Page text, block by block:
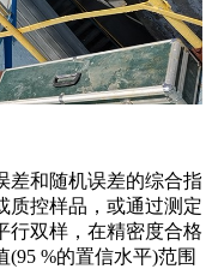
差和随机误差的综合指
质控样品，或通过测定
行双样，在精密度合格
%的置信水平)范围